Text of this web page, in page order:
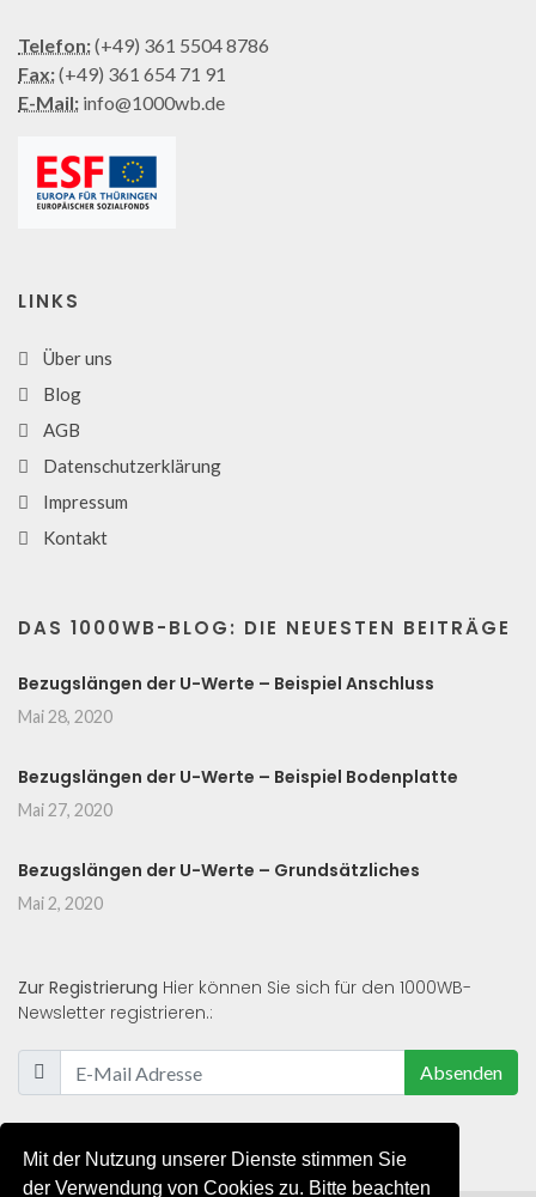
Mit der Nutzung unserer Dienste stimmen Sie
der Verwendung von Cookies zu. Bitte beachten
Telefon:(+49) 361 5504 8786
Fax:(+49) 361 654 71 91
E-Mail: info@1000wb.de
LINKS
Über uns
Blog
AGB
Datenschutzerklärung
Impressum
Kontakt
DAS 1000WB-BLOG: DIE NEUESTEN BEITRÄGE
Bezugslängen der U-Werte – Beispiel Anschluss
Mai 28, 2020
Bezugslängen der U-Werte – Beispiel Bodenplatte
Mai 27, 2020
Bezugslängen der U-Werte – Grundsätzliches
Mai 2, 2020
Zur Registrierung Hier können Sie sich für den 1000WB-
Newsletter registrieren.:
Absenden